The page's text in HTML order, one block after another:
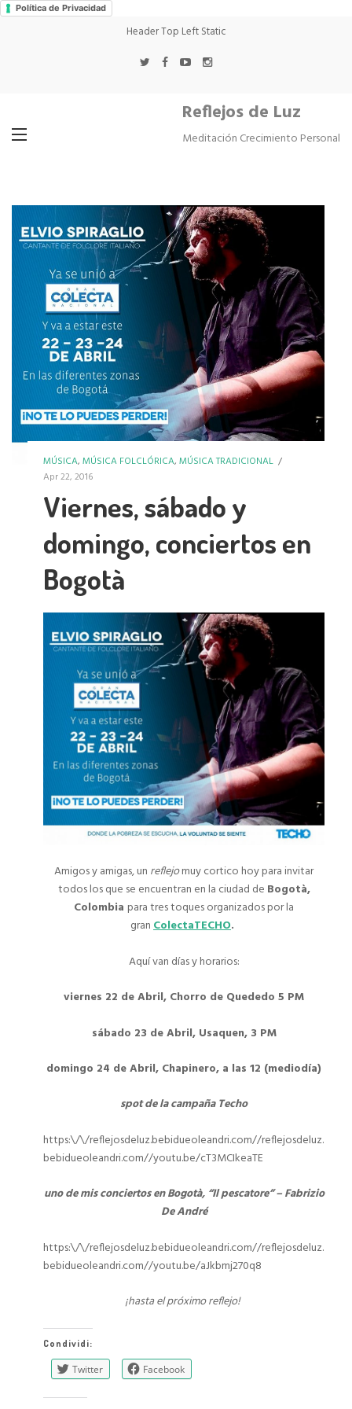
Política de Privacidad
Header Top Left Static
Reflejos de Luz
Meditación Crecimiento Personal
MÚSICA, MÚSICA FOLCLÓRICA, MÚSICA TRADICIONAL /
Apr 22, 2016
Viernes, sábado y
domingo, conciertos en
Bogotà
Amigos y amigas, un reflejomuy cortico hoy para invitar
todos los que se encuentran en la ciudad de Bogotà,
Colombia para tres toques organizados por la
granColectaTECHO.
Aquí van días y horarios:
viernes 22 de Abril, Chorro de Quededo 5 PM
sábado 23 de Abril, Usaquen, 3 PM
domingo 24 de Abril, Chapinero, a las 12 (mediodía)
spot de la campaña Techo
https:\/\/reflejosdeluz.bebidueoleandri.com//reflejosdeluz.
bebidueoleandri.com//youtu.be/cT3MCIkeaTE
uno de mis conciertos en Bogotà, “Il pescatore” – Fabrizio
De André
https:\/\/reflejosdeluz.bebidueoleandri.com//reflejosdeluz.
bebidueoleandri.com//youtu.be/aJkbmj270q8
¡hasta el próximo reflejo!
Condividi:
Twitter Facebook